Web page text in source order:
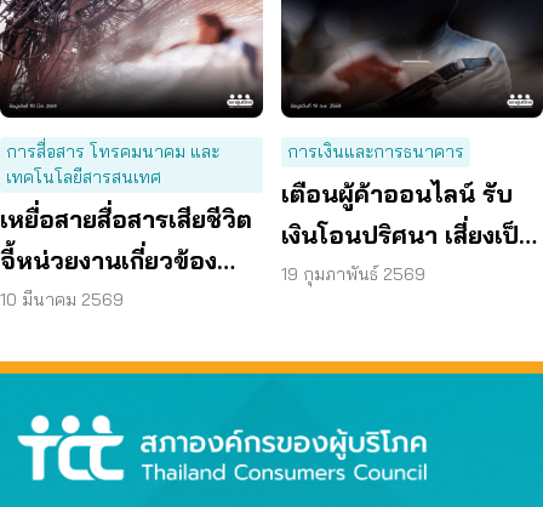
การสื่อสาร โทรคมนาคม และ
เทคโนโลยีสารสนเทศ
เหยื่อสายสื่อสารเสียชีวิต
จี้หน่วยงานเกี่ยวข้อง
เยียวยา ดันประกันภาค
10 มีนาคม 2569
การเงินและการธนาคาร
เตือนผู้ค้าออนไลน์ รับ
เงินโอนปริศนา เสี่ยงเป็น
บัญชีม้าไม่รู้ตัว
19 กุมภาพันธ์ 2569